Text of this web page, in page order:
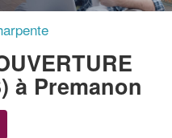
à Premanon